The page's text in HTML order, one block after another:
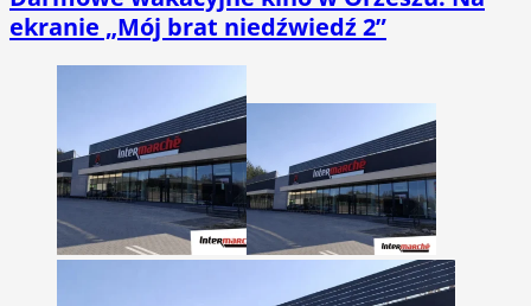
ekranie „Mój brat niedźwiedź 2”